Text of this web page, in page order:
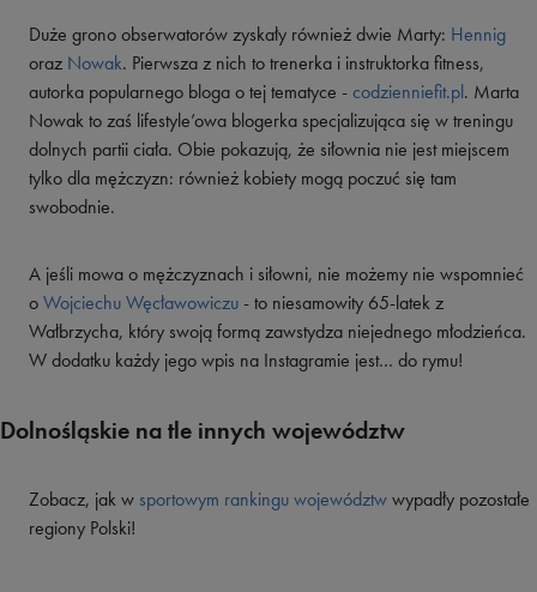
Duże grono obserwatorów zyskały również dwie Marty: Hennig
oraz Nowak. Pierwsza z nich to trenerka i instruktorka fitness,
autorka popularnego bloga o tej tematyce -codzienniefit.pl. Marta
Nowak to zaś lifestyle’owa blogerka specjalizująca się w treningu
dolnych partii ciała. Obie pokazują, że siłownia nie jest miejscem
tylko dla mężczyzn: również kobiety mogą poczuć się tam
swobodnie.
A jeśli mowa o mężczyznach i siłowni, nie możemy nie wspomnieć
oWojciechu Węcławowiczu - to niesamowity 65-latek z
Wałbrzycha, który swoją formą zawstydza niejednego młodzieńca.
W dodatku każdy jego wpis na Instagramie jest… do rymu!
Dolnośląskie na tle innych województw
Zobacz, jak w sportowym rankingu województwwypadły pozostałe
regiony Polski!